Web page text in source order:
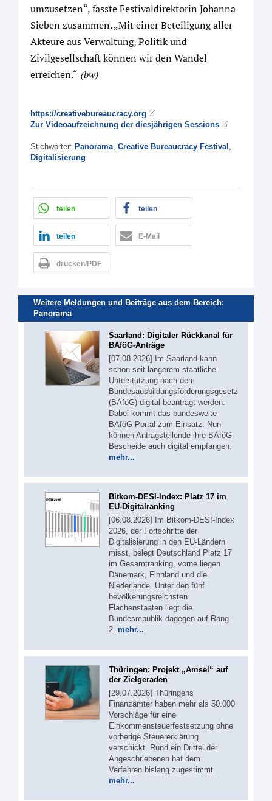
umzusetzen“, fasste Festivaldirektorin Johanna
Sieben zusammen. „Mit einer Beteiligung aller
Akteure aus Verwaltung, Politik und
Zivilgesellschaft können wir den Wandel
erreichen.“ (bw)
https://creativebureaucracy.org
Zur Videoaufzeichnung der diesjährigen Sessions
Stichwörter: Panorama, Creative Bureaucracy Festival ,
Digitalisierung
teilen teilen
teilen E-Mail
drucken/PDF
Weitere Meldungen und Beiträge aus dem Bereich:
Panorama
Saarland: Digitaler Rückkanal für
BAföG-Anträge
[07.08.2026] Im Saarland kann
schon seit längerem staatliche
Unterstützung nach dem
Bundesausbildungsförderungsgesetz
(BAföG) digital beantragt werden.
Dabei kommt das bundesweite
BAföG-Portal zum Einsatz. Nun
können Antragstellende ihre BAföG-
Bescheide auch digital empfangen.
mehr...
Bitkom-DESI-Index: Platz 17 im
EU-Digitalranking
[06.08.2026] Im Bitkom-DESI-Index
2026, der Fortschritte der
Digitalisierung in den EU-Ländern
misst, belegt Deutschland Platz 17
im Gesamtranking, vorne liegen
Dänemark, Finnland und die
Niederlande. Unter den fünf
bevölkerungsreichsten
Flächenstaaten liegt die
Bundesrepublik dagegen auf Rang
2. mehr...
Thüringen: Projekt „Amsel“ auf
der Zielgeraden
[29.07.2026] Thüringens
Finanzämter haben mehr als 50.000
Vorschläge für eine
Einkommensteuerfestsetzung ohne
vorherige Steuererklärung
verschickt. Rund ein Drittel der
Angeschriebenen hat dem
Verfahren bislang zugestimmt.
mehr...